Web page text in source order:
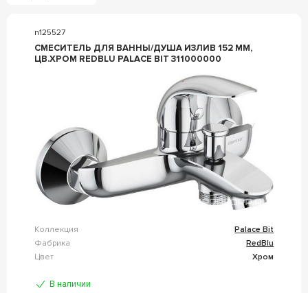
n125527
СМЕСИТЕЛЬ ДЛЯ ВАННЫ/ДУША ИЗЛИВ 152 ММ,
ЦВ.ХРОМ REDBLU PALACE BIT 311000000
Коллекция
Palace Bit
Фабрика
RedBlu
Цвет
Хром
В наличии